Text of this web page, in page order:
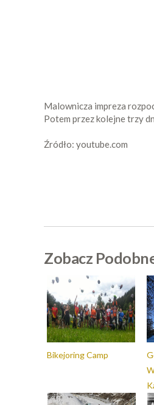
Malownicza impreza
Potem przez kolejne trzy
Źródło: youtube.com
Zobacz
Bikejoring Camp